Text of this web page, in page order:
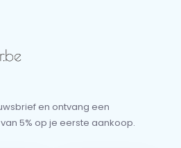
en ontvang een
5% op je eerste aankoop.